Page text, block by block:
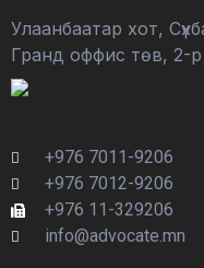
Улаанбаатар хот,
Гранд оффис төв, 2-
+976 7011-9206
+976 7012-9206
+976 11-329206
info@advocate.mn